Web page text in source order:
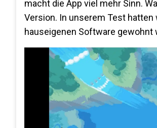
macht die App viel mehr Sinn.
Version. In unserem Test
hauseigenen Software gewohnt